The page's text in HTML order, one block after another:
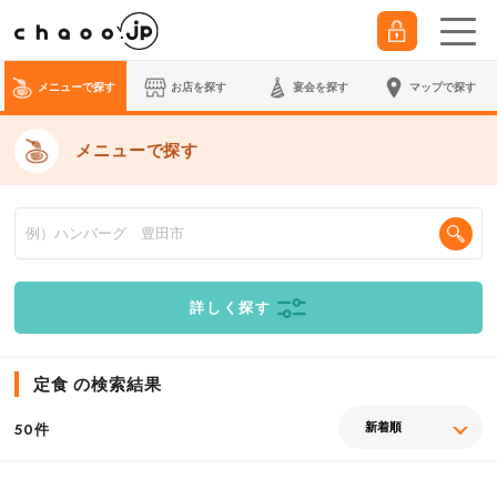
メニューで探す お店を探す 宴会を探す マップで探す
メニューで探す
詳しく探す
定食 の検索結果
50件